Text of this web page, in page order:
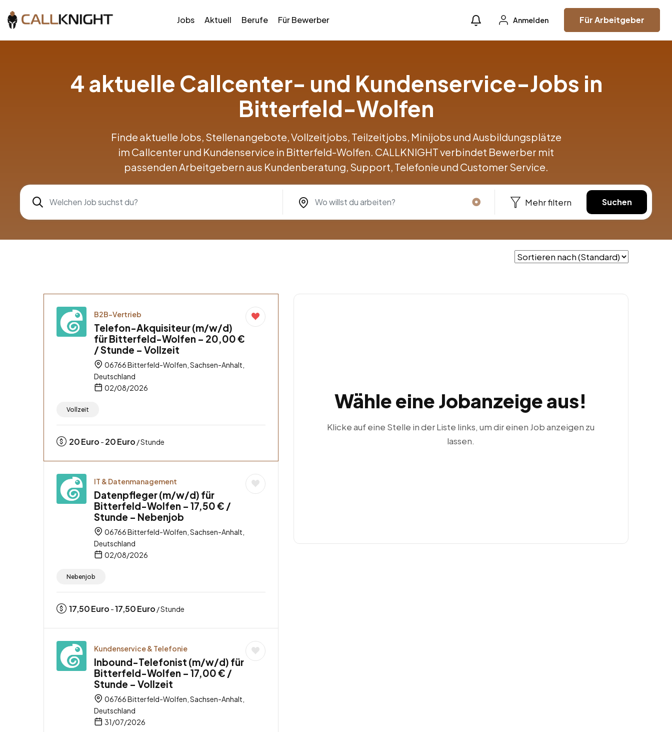
Jobs Aktuell Berufe Für Bewerber Anmelden Für Arbeitgeber
4 aktuelle Callcenter- und Kundenservice-Jobs in
Bitterfeld-Wolfen
Finde aktuelle Jobs, Stellenangebote, Vollzeitjobs, Teilzeitjobs, Minijobs und Ausbildungsplätze
im Callcenter und Kundenservice in Bitterfeld-Wolfen. CALLKNIGHT verbindet Bewerber mit
passenden Arbeitgebern aus Kundenberatung, Support, Telefonie und Customer Service.
Mehr filtern Suchen
B2B-Vertrieb
Telefon-Akquisiteur (m/w/d)
für Bitterfeld-Wolfen – 20,00 €
/ Stunde – Vollzeit
06766 Bitterfeld-Wolfen, Sachsen-Anhalt,
Deutschland
02/08/2026
Vollzeit
20Euro - 20Euro / Stunde
IT & Datenmanagement
Datenpfleger (m/w/d) für
Bitterfeld-Wolfen – 17,50 € /
Stunde – Nebenjob
06766 Bitterfeld-Wolfen, Sachsen-Anhalt,
Deutschland
02/08/2026
Nebenjob
17,50Euro -17,50Euro / Stunde
Kundenservice & Telefonie
Inbound-Telefonist (m/w/d) für
Bitterfeld-Wolfen – 17,00 € /
Stunde – Vollzeit
06766 Bitterfeld-Wolfen, Sachsen-Anhalt,
Deutschland
31/07/2026
Wähle eine Jobanzeige aus!
Klicke auf eine Stelle in der Liste links, um dir einen Job anzeigen zu
lassen.